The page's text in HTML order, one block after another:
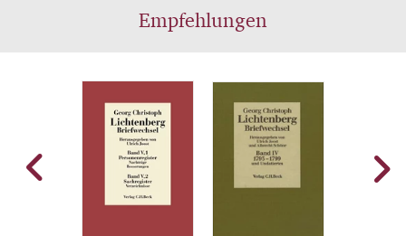
Empfehlungen